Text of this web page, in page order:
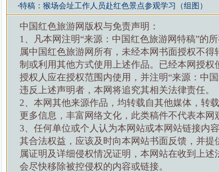
·特稿：猴场会址工作人员赴红色景点参观学习（组图）
中国红色旅游网版权与免责声明：
1、凡本网注明“来源：中国红色旅游网特稿”的
属中国红色旅游网所有，未经本网书面授权不得
制或利用其他方式使用上述作品。已经本网授权
授权人应在授权范围内使用，并注明“来源：中
违反上述声明者，本网将追究其相关法律责任。
2、本网其他来源作品，均转载自其他媒体，转
更多信息，丰富网络文化，此类稿件不代表本网
3、任何单位或个人认为本网站或本网站链接内
其合法权益，应该及时向本网站书面反馈，并提
属证明及详细侵权情况证明，本网站在收到上述
会尽快移除被控侵权的内容或链接。